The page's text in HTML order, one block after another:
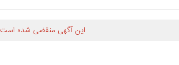
این آگهی منقضی شده است